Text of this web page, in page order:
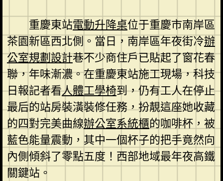
重慶東站電動升降桌位于重慶市南岸區
茶園新區西北側。當日，南岸區年夜街冷辦
公室規劃設計巷不少商住戶已貼起了窗花春
聯，年味漸濃。在重慶東站施工現場，科技
日報記者看人體工學椅到，仍有工人在停止
最后的站房裝潢裝修任務，扮靚這座她收藏
的四對完美曲線辦公室系統櫃的咖啡杯，被
藍色能量震動，其中一個杯子的把手竟然向
內側傾斜了零點五度！西部地域最年夜高鐵
關鍵站。